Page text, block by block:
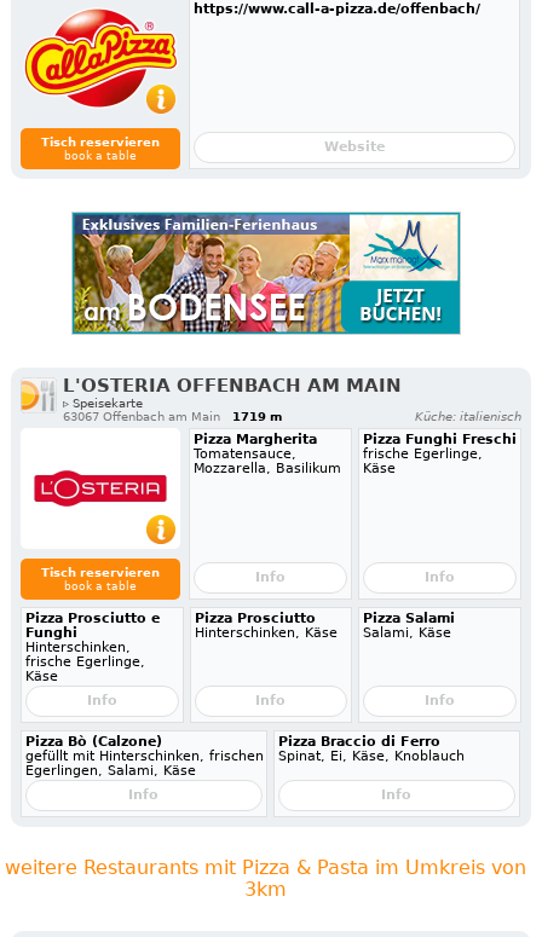
Tisch reservieren
book a table
https://www.call-a-pizza.de/offenbach/
Website
L'OSTERIA OFFENBACH AM MAIN
▹ Speisekarte
63067 Offenbach am Main
1719 m Küche: italienisch
Tisch reservieren
book a table
Pizza Margherita
Tomatensauce,
Mozzarella, Basilikum
Info
Pizza Funghi Freschi
frische Egerlinge,
Käse
Info
Pizza Prosciutto e
Funghi
Hinterschinken,
frische Egerlinge,
Käse
Info
Pizza Prosciutto
Hinterschinken, Käse
Info
Pizza Salami
Salami, Käse
Info
Pizza Bò (Calzone)
gefüllt mit Hinterschinken, frischen
Egerlingen, Salami, Käse
Info
Pizza Braccio di Ferro
Spinat, Ei, Käse, Knoblauch
Info
weitere Restaurants mit Pizza & Pasta im Umkreis von
3km